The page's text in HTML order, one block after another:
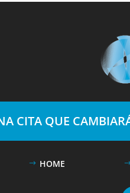
CITA QUE
HOME